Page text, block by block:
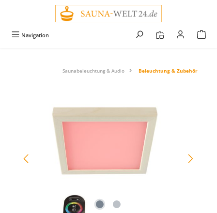
Navigation
Saunabeleuchtung & Audio Beleuchtung & Zubehör
Bildergalerie überspringen